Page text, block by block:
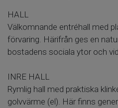
HALL
Välkomnande entréhall med
förvaring. Härifrån ges en
bostadens sociala ytor och
INRE HALL
Rymlig hall med praktiska
golvvärme (el). Här finns